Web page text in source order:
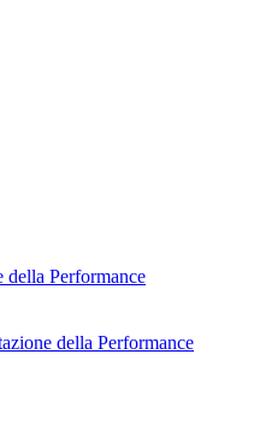
della Performance
della Performance